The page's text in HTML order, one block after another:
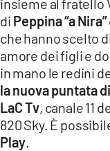
di Peppina “a Nira”
che hanno scelto
amore dei figli e
in mano le redini
la nuova puntata
LaC Tv, canale 11
820 Sky. È
Play